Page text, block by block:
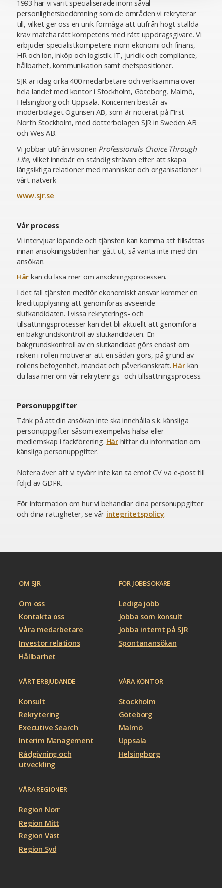
1993 har vi varit specialiserade inom såväl
personlighetsbedömning som de områden vi rekryterar
till, vilket ger oss en unik förmåga att utifrån högt ställda
krav matcha rätt kompetens med rätt uppdragsgivare. Vi
erbjuder specialistkompetens inom ekonomi och finans,
HR och lön, inköp och logistik, IT, juridik och compliance,
hållbarhet, kommunikation samt chefspositioner.
SJR är idag cirka 400 medarbetare och verksamma över
hela landet med kontor i Stockholm, Göteborg, Malmö,
Helsingborg och Uppsala. Koncernen består av
moderbolaget Ogunsen AB, som är noterat på First
North Stockholm, med dotterbolagen SJR in Sweden AB
och Wes AB.
Vi jobbar utifrån visionen Professionals Choice Through
Life, vilket innebär en ständig strävan efter att skapa
långsiktiga relationer med människor och organisationer i
vårt nätverk.
www.sjr.se
Vår process
Vi intervjuar löpande och tjänsten kan komma att tillsättas
innan ansökningstiden har gått ut, så vänta inte med din
ansökan.
Här kan du läsa mer om ansökningsprocessen.
I det fall tjänsten medför ekonomiskt ansvar kommer en
kreditupplysning att genomföras avseende
slutkandidaten. I vissa rekryterings- och
tillsättningsprocesser kan det bli aktuellt att genomföra
en bakgrundskontroll av slutkandidaten. En
bakgrundskontroll av en slutkandidat görs endast om
risken i rollen motiverar att en sådan görs, på grund av
rollens befogenhet, mandat och påverkanskraft. Härkan
du läsa mer om vår rekryterings- och tillsättningsprocess.
Personuppgifter
Tänk på att din ansökan inte ska innehålla s.k. känsliga
personuppgifter såsom exempelvis hälsa eller
medlemskap i fackförening. Härhittar du information om
känsliga personuppgifter.
Notera även att vi tyvärr inte kan ta emot CV via e-post till
följd av GDPR.
För information om hur vi behandlar dina personuppgifter
och dina rättigheter, se vår integritetspolicy.
OM SJR
Om oss
Kontakta oss
Våra medarbetare
Investor relations
Hållbarhet
FÖR JOBBSÖKARE
Lediga jobb
Jobba som konsult
Jobba internt på SJR
Spontanansökan
VÅRT ERBJUDANDE
Konsult
Rekrytering
Executive Search
Interim Management
Rådgivning och
utveckling
VÅRA KONTOR
Stockholm
Göteborg
Malmö
Uppsala
Helsingborg
VÅRA REGIONER
Region Norr
Region Mitt
Region Väst
Region Syd